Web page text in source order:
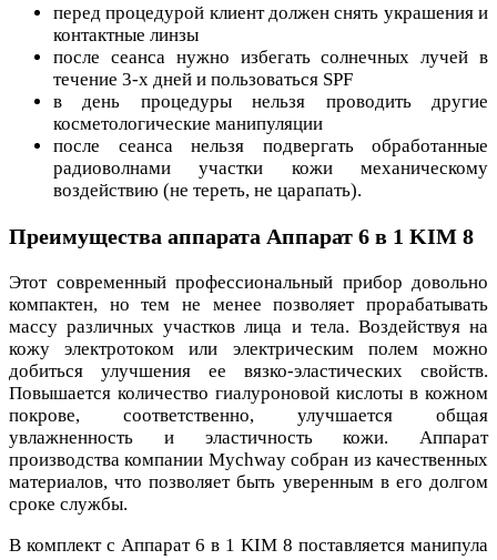
перед процедурой клиент должен снять украшения и
контактные линзы
после сеанса нужно избегать солнечных лучей в
течение 3-х дней и пользоваться SPF
в день процедуры нельзя проводить другие
косметологические манипуляции
после сеанса нельзя подвергать обработанные
радиоволнами участки кожи механическому
воздействию (не тереть, не царапать).
Преимущества аппарата Аппарат 6 в 1 KIM 8
Этот современный профессиональный прибор довольно
компактен, но тем не менее позволяет прорабатывать
массу различных участков лица и тела. Воздействуя на
кожу электротоком или электрическим полем можно
добиться улучшения ее вязко-эластических свойств.
Повышается количество гиалуроновой кислоты в кожном
покрове, соответственно, улучшается общая
увлажненность и эластичность кожи. Аппарат
производства компании Mychway собран из качественных
материалов, что позволяет быть уверенным в его долгом
сроке службы.
В комплект с Аппарат 6 в 1 KIM 8 поставляется манипула